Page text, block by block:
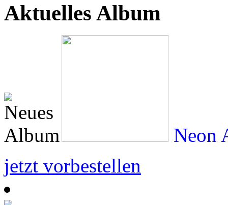
Aktuelles Album
Neon
jetzt vorbestellen